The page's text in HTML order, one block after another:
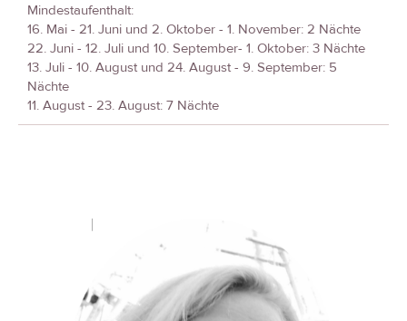
Mindestaufenthalt:
16. Mai - 21. Juni und 2. Oktober - 1. November: 2 Nächte
22. Juni - 12. Juli und 10. September- 1. Oktober: 3 Nächte
13. Juli - 10. August und 24. August - 9. September: 5
Nächte
11. August - 23. August: 7 Nächte